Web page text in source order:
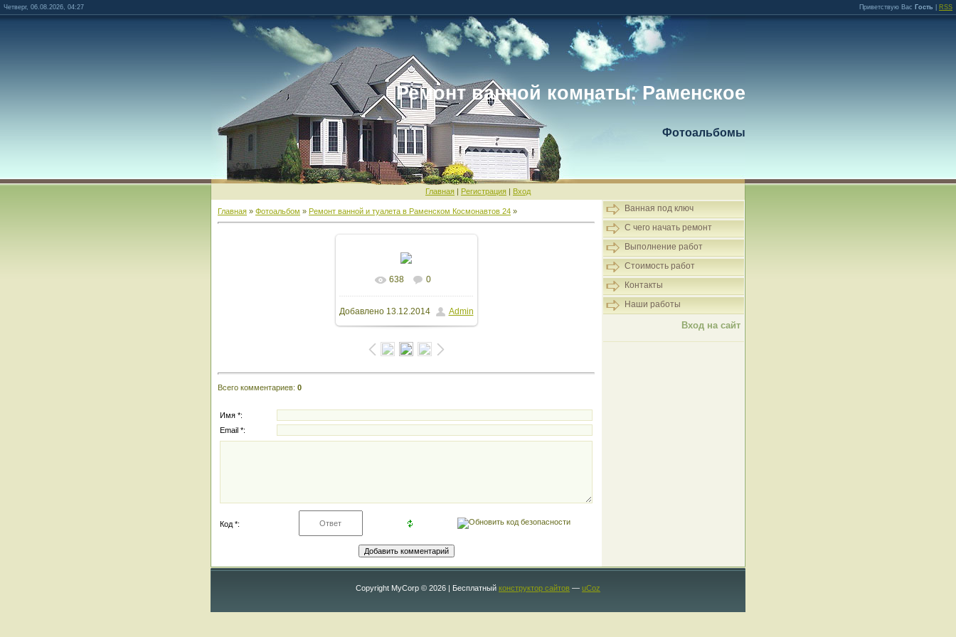
Четверг, 06.08.2026, 04:27 Приветствую Вас Гость RSS
Ремонт ванной комнаты. Раменское
Фотоальбомы
Главная | Регистрация | Вход
Главная » Фотоальбом » Ремонт ванной и туалета в Раменском Космонавтов 24 »
В реальном размере
1600x1066/ 200.3Kb
638 0
Добавлено13.12.2014 Admin
Всего комментариев: 0
Имя *:
Email *:
Код *:
Ванная под ключ
С чего начать ремонт
Выполнение работ
Стоимость работ
Контакты
Наши работы
Вход на сайт
Copyright MyCorp © 2026 | Бесплатный конструктор сайтов — uCoz